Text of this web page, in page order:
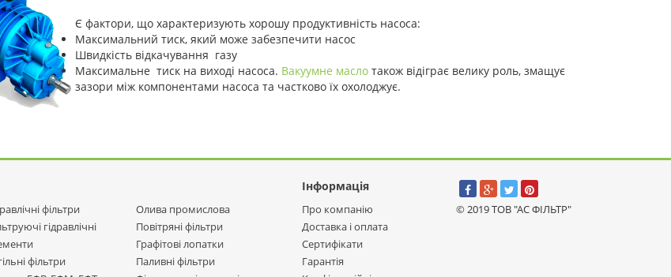
Є фактори, що характеризують хорошу продуктивність насоса:
Максимальний тиск, який може забезпечити насос
Швидкість відкачування газу
Максимальне тиск на виході насоса. Вакуумне маслотакож відіграє велику роль, змащує
зазори між компонентами насоса та частково їх охолоджує.
Інформація
фільтри
гідравлічні
фільтри
Олива промислова
Повітряні фільтри
Графітові лопатки
Паливні фільтри
Про компанію
Доставка і оплата
Сертифікати
Гарантія
© 2019 ТОВ "АС ФІЛЬТР"